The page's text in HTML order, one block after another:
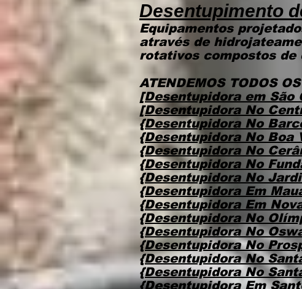
Desentupimento
Equipamentos
através de
rotativos compostos de
ATENDEMOS TODOS
[Desentupidora em São
[Desentupidora No
{Desentupidora No
{Desentupidora No Boa
{Desentupidora No
{Desentupidora No
{Desentupidora No
{Desentupidora Em
{Desentupidora Em
{Desentupidora No
{Desentupidora No
{Desentupidora No
{Desentupidora No
{Desentupidora No
{Desentupidora Em